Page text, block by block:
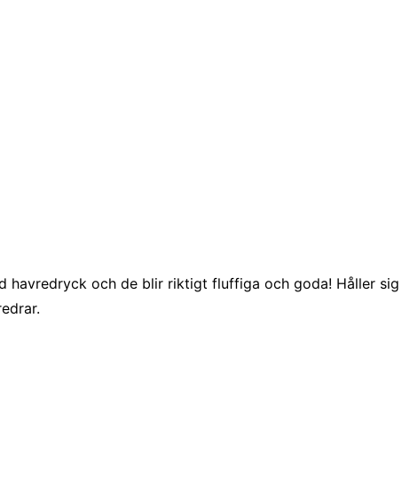
och de blir riktigt fluffiga och goda! Håller